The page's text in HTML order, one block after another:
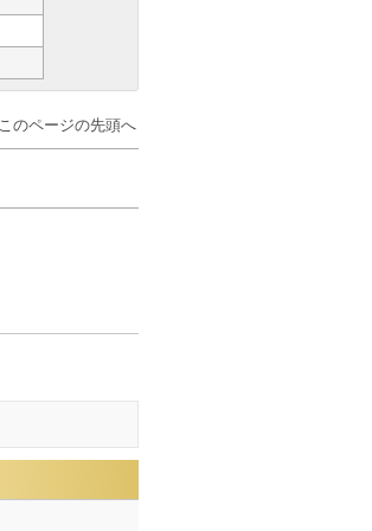
このページの先頭へ